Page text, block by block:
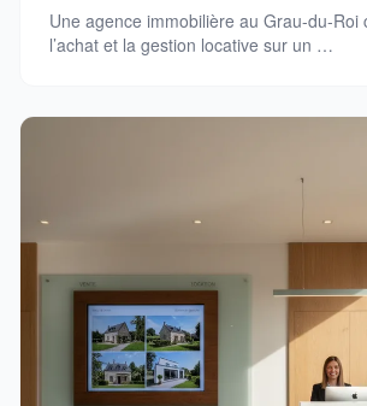
Une agence immobilière au Grau-du-Roi
l’achat et la gestion locative sur un …